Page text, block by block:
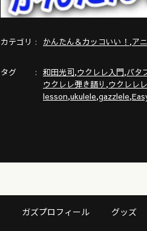
カテゴリ かんたん＆カッコいい！ ,ア
タグ 和田光司,ウクレレ入門,バタ
ウクレレ弾き語り ,ウクレレ
lesson,ukulele,gazzlele,
ガズプロフィール グッズ